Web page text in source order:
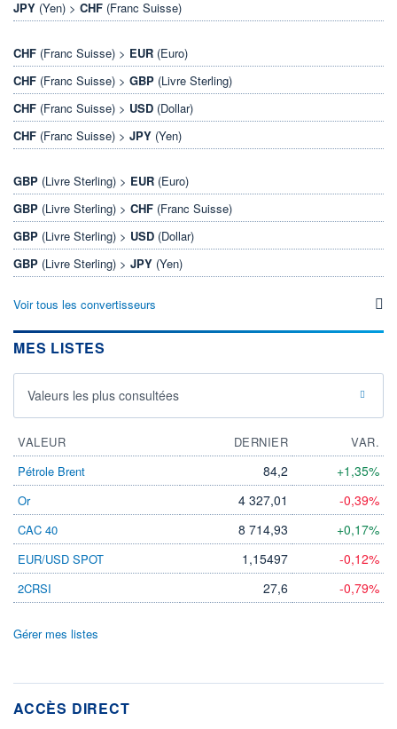
JPY (Yen) > CHF (Franc Suisse)
CHF (Franc Suisse) > EUR (Euro)
CHF (Franc Suisse) > GBP (Livre Sterling)
CHF (Franc Suisse) > USD (Dollar)
CHF (Franc Suisse) > JPY (Yen)
GBP (Livre Sterling) > EUR (Euro)
GBP (Livre Sterling) > CHF (Franc Suisse)
GBP (Livre Sterling) > USD (Dollar)
GBP (Livre Sterling) > JPY (Yen)
Voir tous les convertisseurs
MES LISTES
Valeurs les plus consultées
VALEUR DERNIER
VAR.
Pétrole Brent
84,2 +1,35%
Or 4 327,01 -0,39%
CAC 40 8 714,93 +0,17%
EUR/USD SPOT 1,15497 -0,12%
2CRSI 27,6 -0,79%
Gérer mes listes
ACCÈS DIRECT